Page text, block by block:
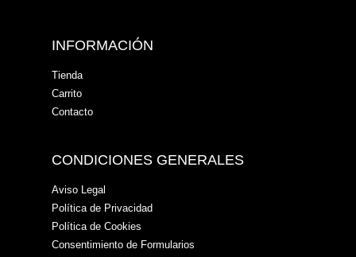
INFORMACIÓN
Tienda
Carrito
Contacto
CONDICIONES GENERALES
Aviso Legal
Política de Privacidad
Política de Cookies
Consentimiento de Formularios